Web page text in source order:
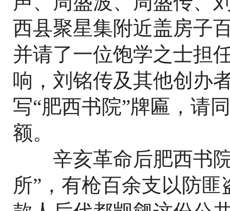
西县聚星集附近盖房子
并请了一位饱学之士担
响，刘铭传及其他创办
写“肥西书院”牌匾，请
额。
辛亥革命后肥西书院
所”，有枪百余支以防